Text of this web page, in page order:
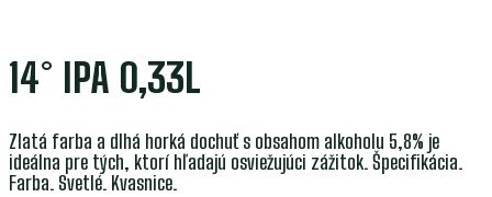
14° IPA 0,33L
Zlatá farba a dlhá horká dochuť s obsahom alkoholu 5,8% je
ideálna pre tých, ktorí hľadajú osviežujúci zážitok. Špecifikácia.
Farba. Svetlé. Kvasnice.